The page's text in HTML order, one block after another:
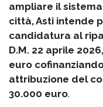
ampliare il
città, Asti intende
candidatura al
D.M. 22 aprile
euro
attribuzione del
30.000 euro.